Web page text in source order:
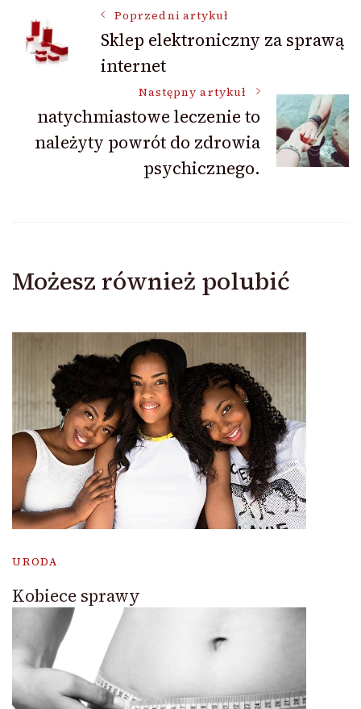
Nawigacja
wpisu
Poprzedni artykuł
Sklep elektroniczny za sprawą
internet
Następny artykuł
natychmiastowe leczenie to
należyty powrót do zdrowia
psychicznego.
Możesz również polubić
URODA
Kobiece sprawy